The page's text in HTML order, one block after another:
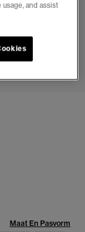
9
Maat En Pasvorm
and assist